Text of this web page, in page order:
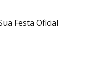
Festa Oficial